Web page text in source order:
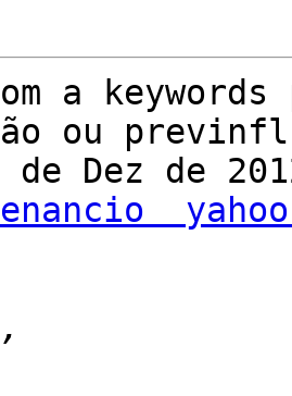
a
ou
de Dez de